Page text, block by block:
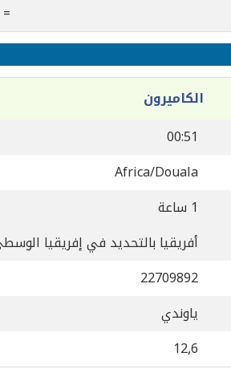
= 07:00 صباحاً
الكاميرون
00:51
Africa/Douala
1 ساعة
أفريقيا بالتحديد في إفريقيا
22709892
ياوندي
12,6